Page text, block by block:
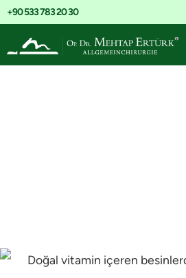
+90 533 783 20 30